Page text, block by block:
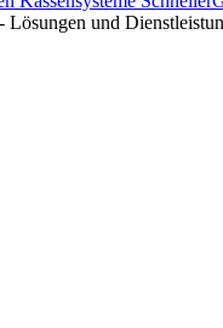
- Lösungen und